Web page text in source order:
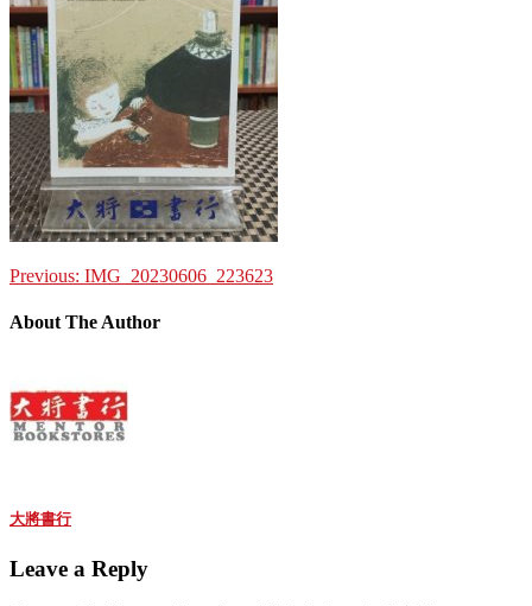
Previous: IMG_20230606_223623
About The Author
大將書行
Leave a Reply